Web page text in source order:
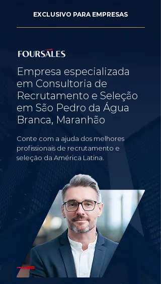
EXCLUSIVO PARA EMPRESAS
Empresa especializada
em Consultoria de
Recrutamento e Seleção
em São Pedro da Água
Branca, Maranhão
Conte com a ajuda dos melhores
profissionais de recrutamento e
seleção da América Latina.